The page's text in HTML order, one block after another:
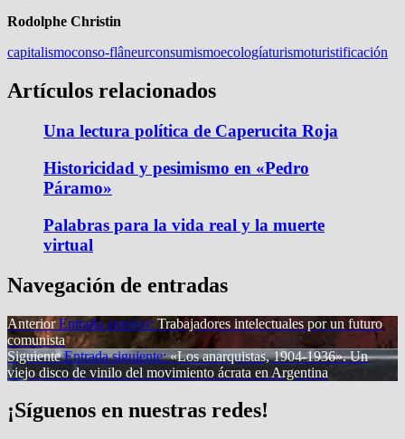
Rodolphe Christin
capitalismoconso-flâneurconsumismoecologíaturismoturistificación
Artículos relacionados
Una lectura política de Caperucita Roja
Historicidad y pesimismo en «Pedro
Páramo»
Palabras para la vida real y la muerte
virtual
Navegación de entradas
Anterior Entrada anterior: Trabajadores intelectuales por un futuro
comunista
Siguiente Entrada siguiente: «Los anarquistas, 1904-1936». Un
viejo disco de vinilo del movimiento ácrata en Argentina
¡Síguenos en nuestras redes!